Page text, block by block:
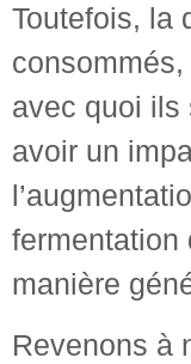
Toutefois, la
avec quoi ils
avoir un
fermentation
manière
Revenons à